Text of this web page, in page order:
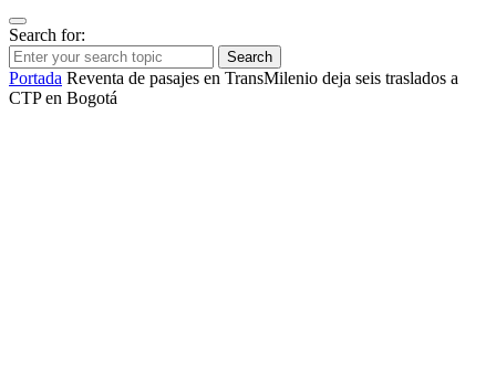
Search for:
Search
Portada Reventa de pasajes en TransMilenio deja seis traslados a
CTP en Bogotá